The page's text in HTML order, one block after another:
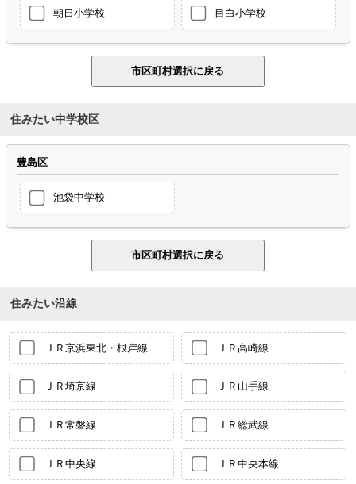
朝日小学校 目白小学校
住みたい中学校区
豊島区
池袋中学校
住みたい沿線
ＪＲ京浜東北・根岸線 ＪＲ高崎線
ＪＲ埼京線 ＪＲ山手線
ＪＲ常磐線 ＪＲ総武線
ＪＲ中央線 ＪＲ中央本線